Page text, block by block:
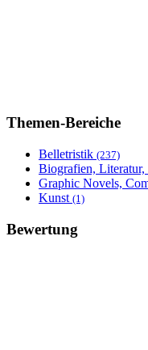
Themen-Bereiche
Belletristik (237)
Biografien, Literatur,
Graphic Novels,
Kunst (1)
Bewertung